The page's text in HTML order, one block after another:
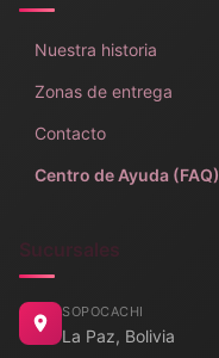
Nuestra historia
Zonas de entrega
Contacto
Centro de Ayuda (FAQ)
Sucursales
SOPOCACHI
La Paz, Bolivia